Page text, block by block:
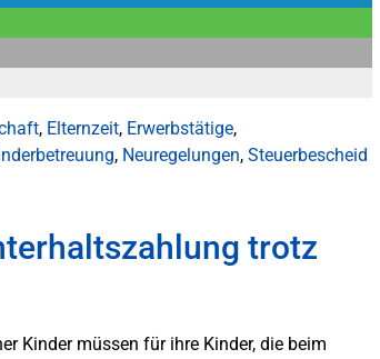
, Elternzeit, Erwerbstätige,
, Neuregelungen, Steuerbescheid
trotz
Kinder müssen für ihre Kinder, die beim